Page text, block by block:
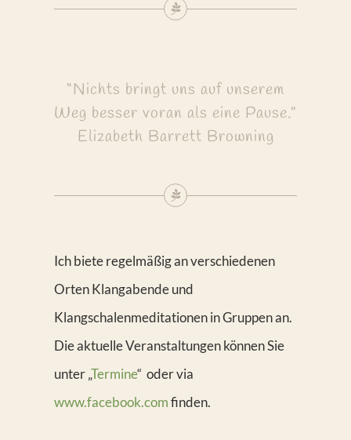
“Nichts bringt uns auf unserem
Weg besser voran als eine Pause.”
Elizabeth Barrett Browning
Ich biete regelmäßig an verschiedenen
Orten Klangabende und
Klangschalenmeditationen in Gruppen an.
Die aktuelle Veranstaltungen können Sie
unter „Termine“ oder via
www.facebook.comfinden.